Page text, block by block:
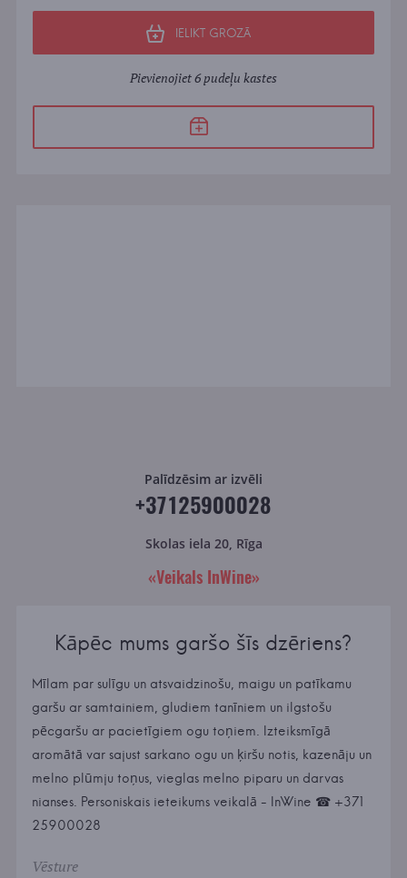
IELIKT GROZĀ
Pievienojiet 6 pudeļu kastes
Palīdzēsim ar izvēli
+37125900028
Skolas iela 20, Rīga
«Veikals InWine»
Kāpēc mums garšo šīs dzēriens?
Mīlam par sulīgu un atsvaidzinošu, maigu un patīkamu
garšu ar samtainiem, gludiem tanīniem un ilgstošu
pēcgaršu ar pacietīgiem ogu toņiem. Izteiksmīgā
aromātā var sajust sarkano ogu un ķiršu notis, kazenāju un
melno plūmju toņus, vieglas melno piparu un darvas
nianses. Personiskais ieteikums veikalā - InWine ☎ +371
25900028
Vēsture